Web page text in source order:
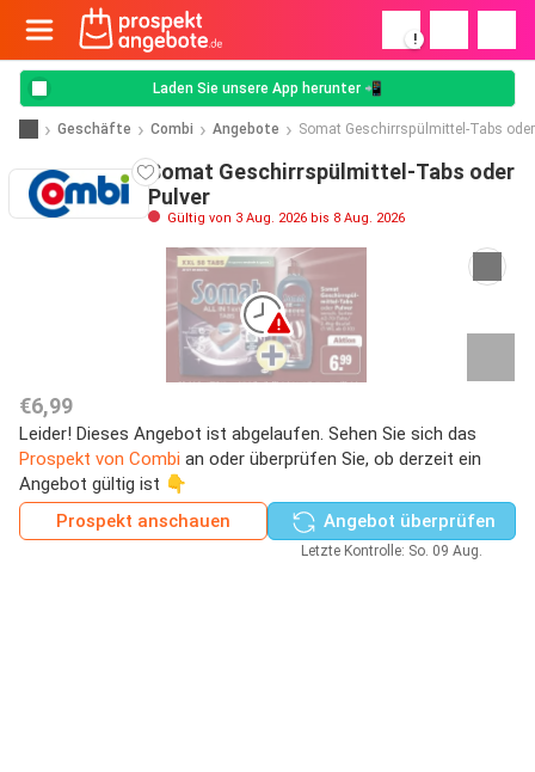
!
Laden Sie unsere App herunter 📲
Geschäfte Combi Angebote Somat Geschirrspülmittel-Tabs
Somat Geschirrspülmittel-Tabs oder
Pulver
Gültig von 3 Aug. 2026 bis 8 Aug. 2026
€6,99
Leider! Dieses Angebot ist abgelaufen. Sehen Sie sich das
Prospekt von Combi an oder überprüfen Sie, ob derzeit ein
Angebot gültig ist 👇
Prospekt anschauen
Angebot überprüfen
Letzte Kontrolle: So. 09 Aug.